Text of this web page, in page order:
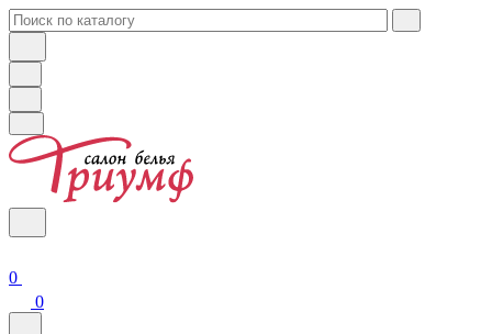
0
0